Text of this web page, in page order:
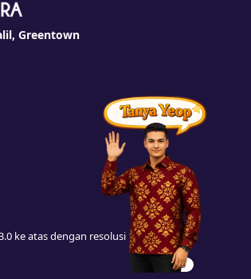
Greentown
ke atas dengan resolusi 1024 x 768 ke
6994190